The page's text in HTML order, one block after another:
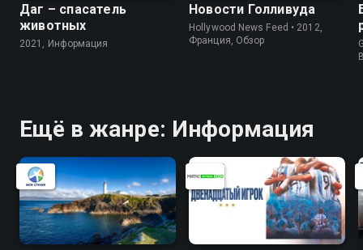
Даг – спасатель
животных
2021, Информация
Новости Голливуда
Hollywood News Feed • 2012,
Франция, Обзор
Ещё в жанре: Информация